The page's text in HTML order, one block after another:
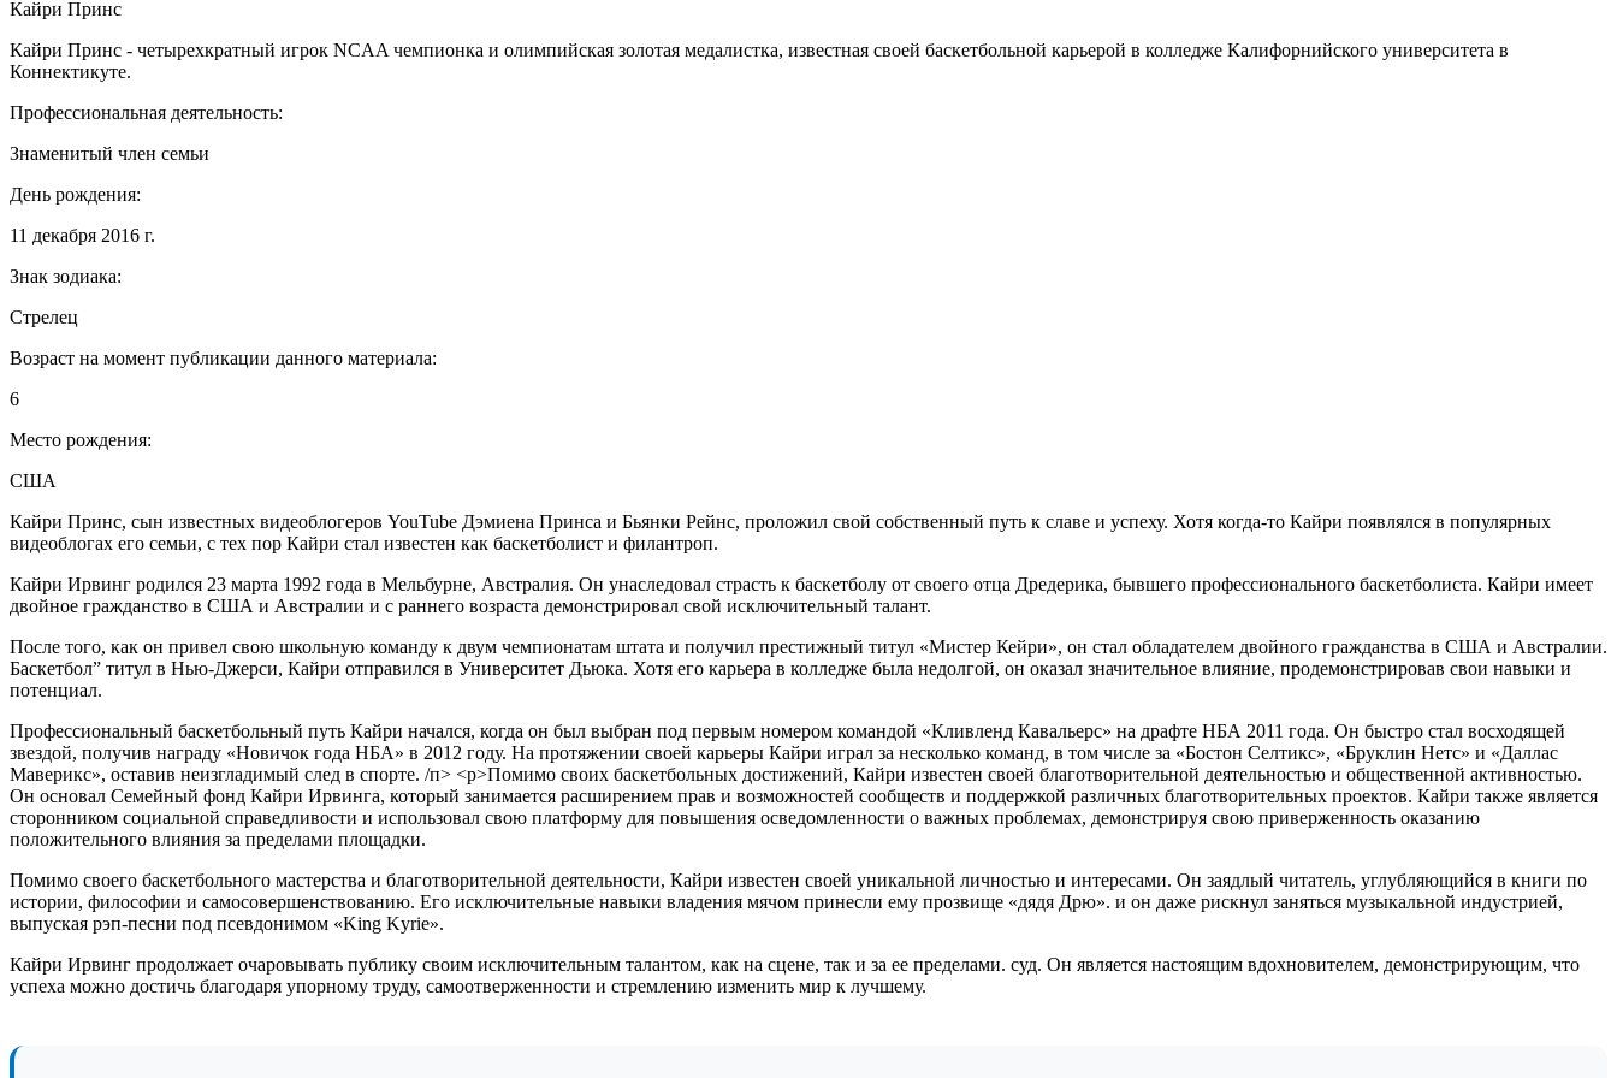
Кайри Принс
Кайри Принс - четырехкратный игрок NCAA чемпионка и олимпийская золотая медалистка, известная своей баскетбольной карьерой в колледже Калифорнийского университета в
Коннектикуте.
Профессиональная деятельность:
Знаменитый член семьи
День рождения:
11 декабря 2016 г.
Знак зодиака:
Стрелец
Возраст на момент публикации данного материала:
6
Место рождения:
США
Кайри Принс, сын известных видеоблогеров YouTube Дэмиена Принса и Бьянки Рейнс, проложил свой собственный путь к славе и успеху. Хотя когда-то Кайри появлялся в популярных
видеоблогах его семьи, с тех пор Кайри стал известен как баскетболист и филантроп.
Кайри Ирвинг родился 23 марта 1992 года в Мельбурне, Австралия. Он унаследовал страсть к баскетболу от своего отца Дредерика, бывшего профессионального баскетболиста. Кайри имеет
двойное гражданство в США и Австралии и с раннего возраста демонстрировал свой исключительный талант.
После того, как он привел свою школьную команду к двум чемпионатам штата и получил престижный титул «Мистер Кейри», он стал обладателем двойного гражданства в США и Австралии.
Баскетбол” титул в Нью-Джерси, Кайри отправился в Университет Дьюка. Хотя его карьера в колледже была недолгой, он оказал значительное влияние, продемонстрировав свои навыки и
потенциал.
Профессиональный баскетбольный путь Кайри начался, когда он был выбран под первым номером командой «Кливленд Кавальерс» на драфте НБА 2011 года. Он быстро стал восходящей
звездой, получив награду «Новичок года НБА» в 2012 году. На протяжении своей карьеры Кайри играл за несколько команд, в том числе за «Бостон Селтикс», «Бруклин Нетс» и «Даллас
Маверикс», оставив неизгладимый след в спорте. /п> <р>Помимо своих баскетбольных достижений, Кайри известен своей благотворительной деятельностью и общественной активностью.
Он основал Семейный фонд Кайри Ирвинга, который занимается расширением прав и возможностей сообществ и поддержкой различных благотворительных проектов. Кайри также является
сторонником социальной справедливости и использовал свою платформу для повышения осведомленности о важных проблемах, демонстрируя свою приверженность оказанию
положительного влияния за пределами площадки.
Помимо своего баскетбольного мастерства и благотворительной деятельности, Кайри известен своей уникальной личностью и интересами. Он заядлый читатель, углубляющийся в книги по
истории, философии и самосовершенствованию. Его исключительные навыки владения мячом принесли ему прозвище «дядя Дрю». и он даже рискнул заняться музыкальной индустрией,
выпуская рэп-песни под псевдонимом «King Kyrie».
Кайри Ирвинг продолжает очаровывать публику своим исключительным талантом, как на сцене, так и за ее пределами. суд. Он является настоящим вдохновителем, демонстрирующим, что
успеха можно достичь благодаря упорному труду, самоотверженности и стремлению изменить мир к лучшему.